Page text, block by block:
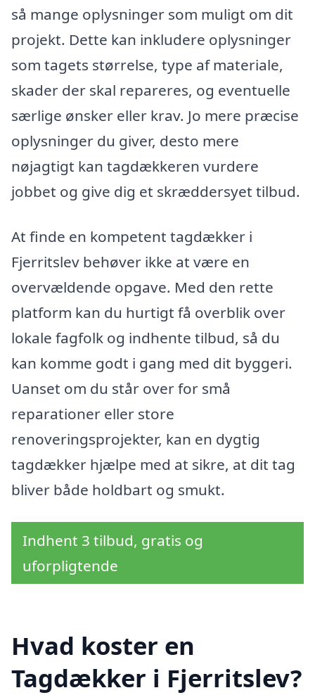
så mange oplysninger som muligt om dit
projekt. Dette kan inkludere oplysninger
som tagets størrelse, type af materiale,
skader der skal repareres, og eventuelle
særlige ønsker eller krav. Jo mere præcise
oplysninger du giver, desto mere
nøjagtigt kan tagdækkeren vurdere
jobbet og give dig et skræddersyet tilbud.
At finde en kompetent tagdækker i
Fjerritslev behøver ikke at være en
overvældende opgave. Med den rette
platform kan du hurtigt få overblik over
lokale fagfolk og indhente tilbud, så du
kan komme godt i gang med dit byggeri.
Uanset om du står over for små
reparationer eller store
renoveringsprojekter, kan en dygtig
tagdækker hjælpe med at sikre, at dit tag
bliver både holdbart og smukt.
Indhent 3 tilbud, gratis og
uforpligtende
Hvad koster en
Tagdækker i Fjerritslev?